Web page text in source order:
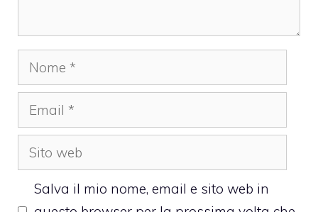
Nome
Email
Sito
web
Salva il mio nome, email e sito web in